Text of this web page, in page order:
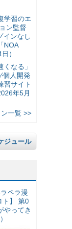
学習のエ
ン監督
インなし
NOA
）
くなる」
個人開発
習サイト
年5月
一覧 >>
ジュール
ペラ漫
ト】 第0
やってき